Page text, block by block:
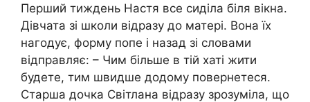
Перший тиждень Настя все сиділа біля вікна.
Дівчата зі школи відразу до матері. Вона їх
нагодує, форму попе і назад зі словами
відправляє: – Чим більше в тій хаті жити
будете, тим швидше додому повернетеся.
Старша дочка Світлана відразу зрозуміла, що